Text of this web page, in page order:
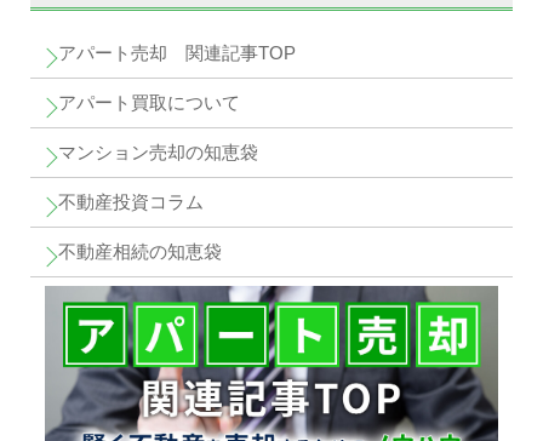
アパート売却 関連記事TOP
アパート買取について
マンション売却の知恵袋
不動産投資コラム
不動産相続の知恵袋